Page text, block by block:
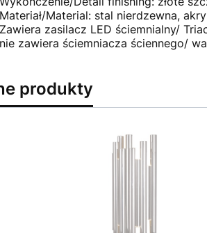
Materiał/Material: stal nierdzewna,
Zawiera zasilacz LED ściemnialny/
nie zawiera ściemniacza ściennego/
produkty